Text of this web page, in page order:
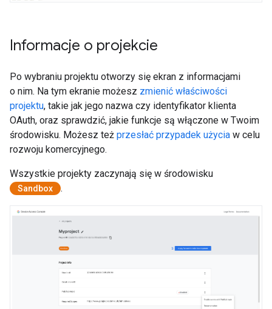
Informacje o projekcie
Po wybraniu projektu otworzy się ekran z informacjami
o nim. Na tym ekranie możesz zmienić właściwości
projektu, takie jak jego nazwa czy identyfikator klienta
OAuth, oraz sprawdzić, jakie funkcje są włączone w Twoim
środowisku. Możesz też przesłać przypadek użycia w celu
rozwoju komercyjnego.
Wszystkie projekty zaczynają się w środowisku
Sandbox .